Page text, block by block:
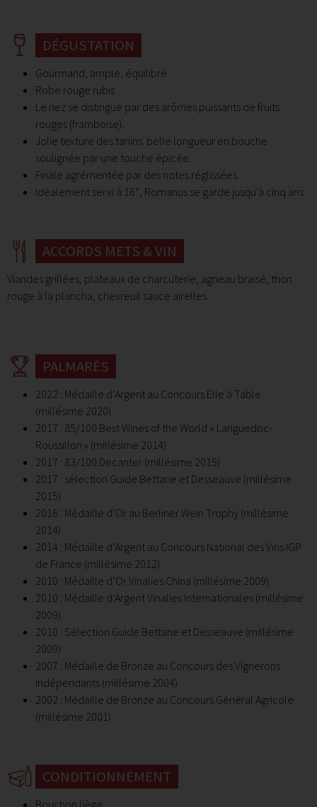
DÉGUSTATION
Gourmand, ample, équilibré
Robe rouge rubis
Le nez se distingue par des arômes puissants de fruits
rouges (framboise).
Jolie texture des tanins. belle longueur en bouche
soulignée par une touche épicée.
Finale agrémentée par des notes réglissées
Idéalement servi à 16°, Romanus se garde jusqu’à cinq ans.
ACCORDS METS & VIN
Viandes grillées, plateaux de charcuterie, agneau braisé, thon
rouge à la plancha, chevreuil sauce airelles.
PALMARÈS
2022 : Médaille d’Argent au Concours Elle à Table
(millésime 2020)
2017 : 85/100 Best Wines of the World « Languedoc-
Roussillon » (millésime 2014)
2017 : 83/100 Decanter (millésime 2015)
2017 : sélection Guide Bettane et Desseauve (millésime
2015)
2016 : Médaille d’Or au Berliner Wein Trophy (millésime
2014)
2014 : Médaille d’Argent au Concours National des Vins IGP
de France (millésime 2012)
2010 : Médaille d’Or Vinalies China (millésime 2009)
2010 : Médaille d’Argent Vinalies Internationales (millésime
2009)
2010 : Sélection Guide Bettane et Desseauve (millésime
2009)
2007 : Médaille de Bronze au Concours des Vignerons
Indépendants (millésime 2004)
2002 : Médaille de Bronze au Concours Général Agricole
(millésime 2001)
CONDITIONNEMENT
Bouchon liège